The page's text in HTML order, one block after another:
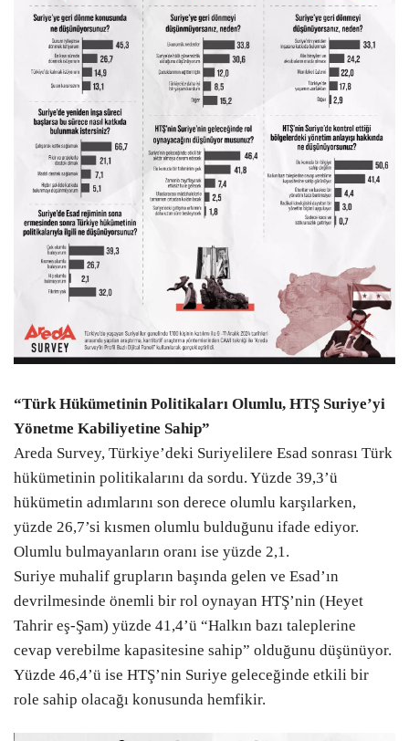
“Türk Hükümetinin Politikaları Olumlu, HTŞ Suriye’yi
Yönetme Kabiliyetine Sahip”
Areda Survey, Türkiye’deki Suriyelilere Esad sonrası Türk
hükümetinin politikalarını da sordu. Yüzde 39,3’ü
hükümetin adımlarını son derece olumlu karşılarken,
yüzde 26,7’si kısmen olumlu bulduğunu ifade ediyor.
Olumlu bulmayanların oranı ise yüzde 2,1.
Suriye muhalif grupların başında gelen ve Esad’ın
devrilmesinde önemli bir rol oynayan HTŞ’nin (Heyet
Tahrir eş-Şam) yüzde 41,4’ü “Halkın bazı taleplerine
cevap verebilme kapasitesine sahip” olduğunu düşünüyor.
Yüzde 46,4’ü ise HTŞ’nin Suriye geleceğinde etkili bir
role sahip olacağı konusunda hemfikir.